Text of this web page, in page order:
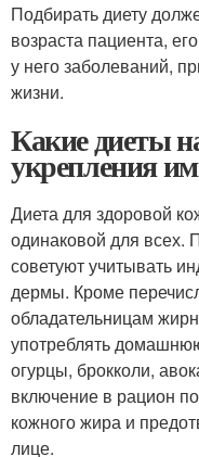
Подбирать диету
возраста пациента,
у него заболеваний,
жизни.
Какие диеты
укрепления
Диета для здоровой
одинаковой для всех.
советуют учитывать
дермы. Кроме
обладательницам
употреблять
огурцы, брокколи,
включение в рацион
кожного жира и
лице.